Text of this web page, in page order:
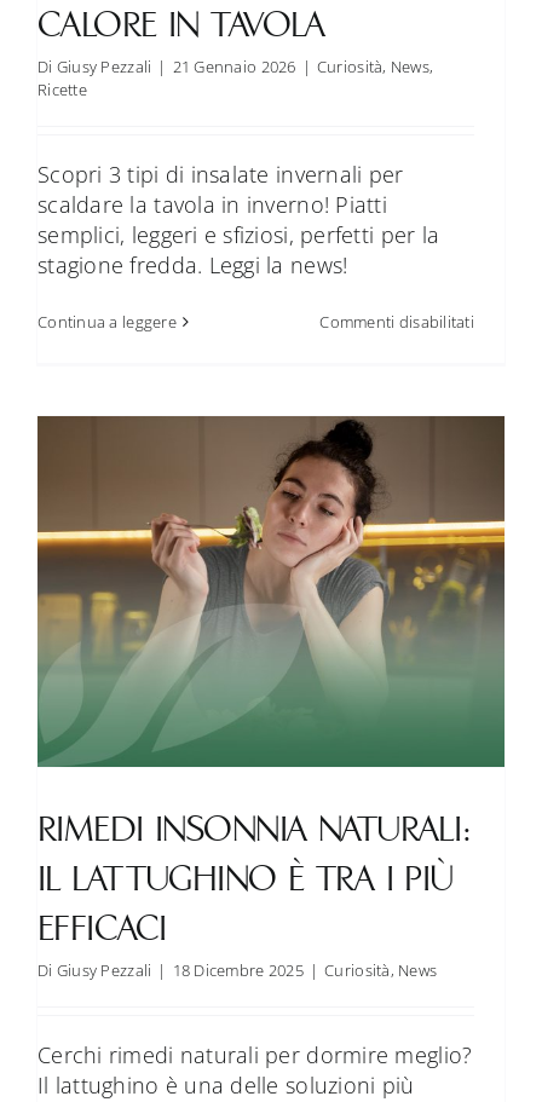
CALORE IN TAVOLA
Di Giusy Pezzali | 21 Gennaio 2026 | Curiosità, News,
Ricette
Scopri 3 tipi di insalate invernali per
scaldare la tavola in inverno! Piatti
semplici, leggeri e sfiziosi, perfetti per la
stagione fredda. Leggi la news!
Continua a leggere Commenti disabilitati
in
tavola
RIMEDI INSONNIA NATURALI:
IL LATTUGHINO È TRA I PIÙ
EFFICACI
Di Giusy Pezzali | 18 Dicembre 2025 | Curiosità, News
Cerchi rimedi naturali per dormire meglio?
Il lattughino è una delle soluzioni più